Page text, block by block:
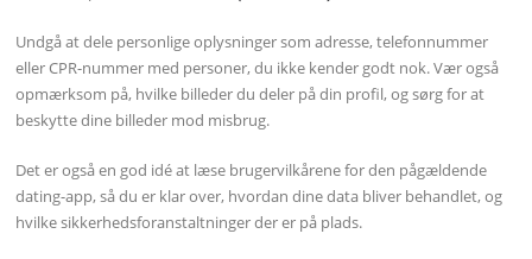
Undgå at dele personlige oplysninger som adresse, telefonnummer
eller CPR-nummer med personer, du ikke kender godt nok. Vær også
opmærksom på, hvilke billeder du deler på din profil, og sørg for at
beskytte dine billeder mod misbrug.
Det er også en god idé at læse brugervilkårene for den pågældende
dating-app, så du er klar over, hvordan dine data bliver behandlet, og
hvilke sikkerhedsforanstaltninger der er på plads.